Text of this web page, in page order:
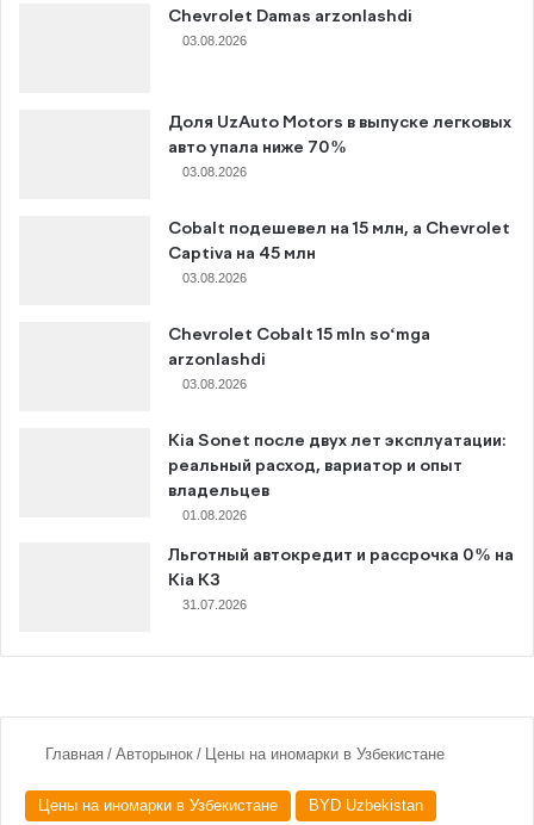
Chevrolet Damas arzonlashdi
03.08.2026
Доля UzAuto Motors в выпуске легковых
авто упала ниже 70%
03.08.2026
Cobalt подешевел на 15 млн, а Chevrolet
Captiva на 45 млн
03.08.2026
Chevrolet Cobalt 15 mln so‘mga
arzonlashdi
03.08.2026
Kia Sonet после двух лет эксплуатации:
реальный расход, вариатор и опыт
владельцев
01.08.2026
Льготный автокредит и рассрочка 0% на
Kia K3
31.07.2026